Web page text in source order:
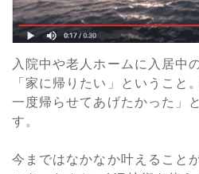
入院中や老人ホームに入居中
「家に帰りたい」ということ
一度帰らせてあげたかった」
す。
今まではなかなか叶えること